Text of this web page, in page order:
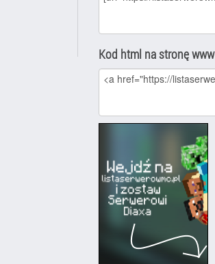
Kod html na stronę www